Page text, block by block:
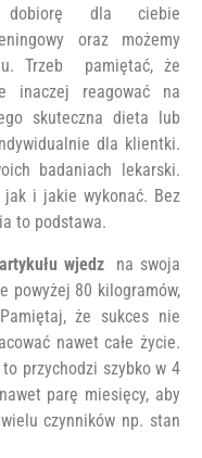
dobiorę dla ciebie
oraz możemy
Trzeb pamiętać, że
inaczej reagować na
skuteczna dieta lub
dla klientki.
badaniach lekarski.
i jakie wykonać. Bez
to podstawa.
wjedzna swoja
powyżej 80 kilogramów,
że sukces nie
nawet całe życie.
przychodzi szybko w 4
parę miesięcy, aby
czynników np. stan